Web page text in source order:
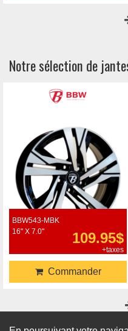
Notre sélection de
BBW543-MBK
16" X 7.0"
109.95$
+taxes
Commander